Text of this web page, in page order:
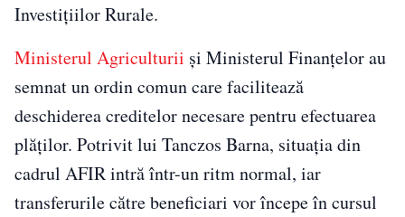
Investițiilor Rurale.
Ministerul Agriculturii și Ministerul Finanțelor au
semnat un ordin comun care facilitează
deschiderea creditelor necesare pentru efectuarea
plăților. Potrivit lui Tanczos Barna, situația din
cadrul AFIR intră într-un ritm normal, iar
transferurile către beneficiari vor începe în cursul